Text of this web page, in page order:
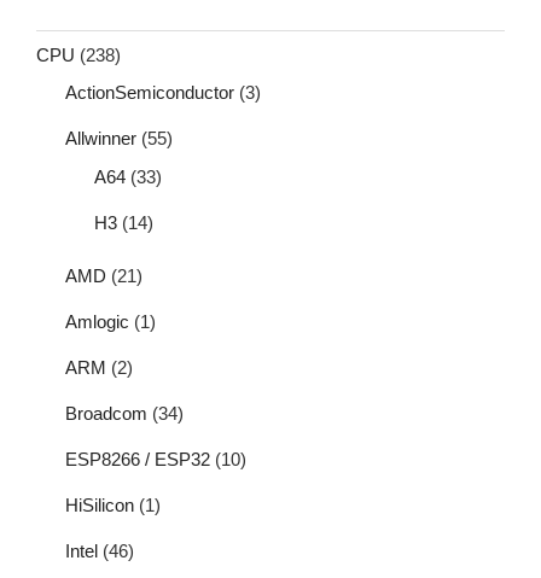
CPU (238)
ActionSemiconductor (3)
Allwinner (55)
A64 (33)
H3 (14)
AMD (21)
Amlogic (1)
ARM (2)
Broadcom (34)
ESP8266 / ESP32 (10)
HiSilicon (1)
Intel (46)